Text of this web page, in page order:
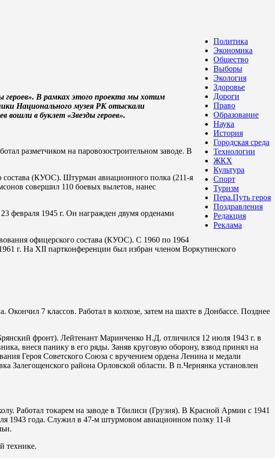
Политика
Экономика
Общество
Выборы
Экология
Здоровье
Дороги
Право
Образование
Наука
История
Городская среда
Технологии
ЖКХ
Культура
Спорт
Туризм
Пера.Путь героя
Поздравления
Редакция
Реклама
героев». В рамках этого проекта мы хотим
Национального музея РК отыскали
в буклет «Звезды героев».
разметчиком на паровозостроительном заводе. В
состава (КУОС). Штурман авиационного полка (211-я
совершил 110 боевых вылетов, нанес
февраля 1945 г. Он награжден двумя орденами
офицерского состава (КУОС). С 1960 по 1964
г. На ХII партконференции был избран членом Воркутинского
Окончил 7 классов. Работал в колхозе, затем на шахте в Донбассе. Позднее
фронт). Лейтенант Маринченко Н.Д. отличился 12 июля 1943 г. в
внеся панику в его ряды. Заняв круговую оборону, взвод принял на
Героя Советского Союза с вручением ордена Ленина и медали
Залегощенского района Орловской области. В п.Чернянка установлен
Работал токарем на заводе в Тбилиси (Грузия). В Красной Армии с 1941
1943 года. Служил в 47-м штурмовом авиационном полку 11-й
технике.